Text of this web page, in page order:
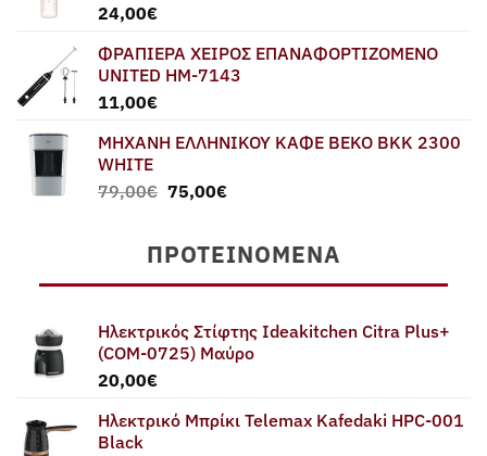
24,00€
ΦΡΑΠΙΕΡΑ ΧΕΙΡΟΣ ΕΠΑΝΑΦΟΡΤΙΖΟΜΕΝΟ
UNITED HM-7143
11,00€
ΜΗΧΑΝΗ ΕΛΛΗΝΙΚΟΥ ΚΑΦΕ BEKO BKK 2300
WHITE
79,00€ Original
79,00€.
75,00€Η
είναι:
75,00€.
ΠΡΟΤΕΙΝΌΜΕΝΑ
Ηλεκτρικός Στίφτης Ideakitchen Citra Plus+
(COM-0725) Μαύρο
20,00€
Ηλεκτρικό Μπρίκι Telemax Kafedaki HPC-001
Black